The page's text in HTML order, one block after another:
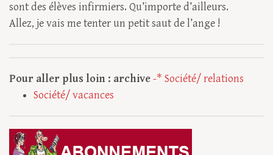
sont des élèves infirmiers. Qu’importe d’ailleurs.
Allez, je vais me tenter un petit saut de l’ange !
Pour aller plus loin : archive-* Société/ relations
Société/ vacances